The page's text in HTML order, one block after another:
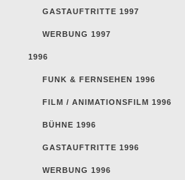
GASTAUFTRITTE 1997
WERBUNG 1997
1996
FUNK & FERNSEHEN 1996
FILM / ANIMATIONSFILM 1996
BÜHNE 1996
GASTAUFTRITTE 1996
WERBUNG 1996